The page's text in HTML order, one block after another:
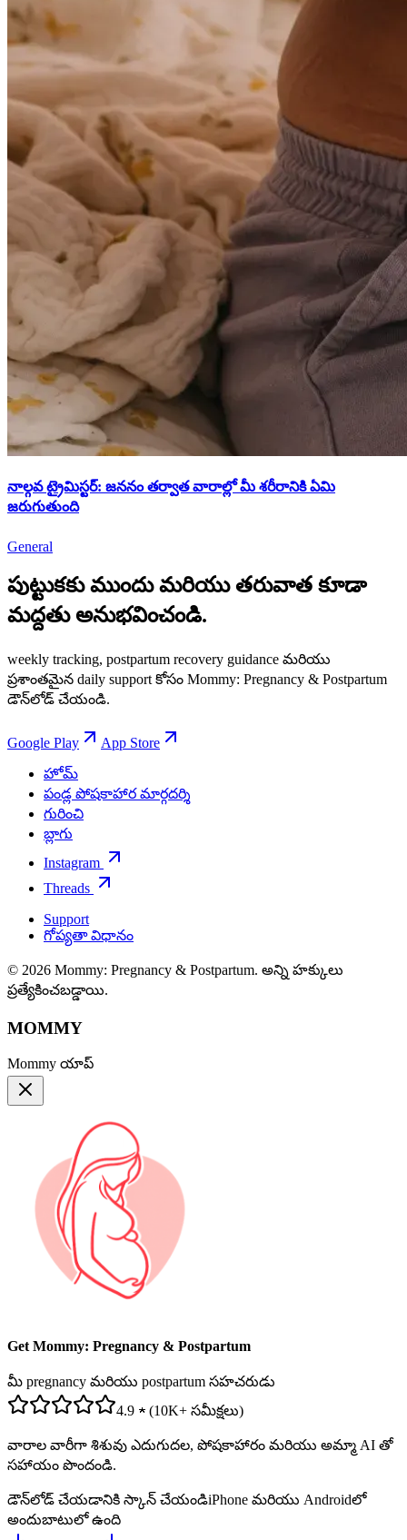
నాల్గవ ట్రైమిస్టర్: జననం తర్వాత వారాల్లో మీ శరీరానికి ఏమి
జరుగుతుంది
General
పుట్టుకకు ముందు మరియు తరువాత కూడా
మద్దతు అనుభవించండి.
weekly tracking, postpartum recovery guidance మరియు
ప్రశాంతమైన daily support కోసం Mommy: Pregnancy & Postpartum
డౌన్‌లోడ్ చేయండి.
Google Play
App Store
హోమ్
పండ్ల పోషకాహార మార్గదర్శి
గురించి
బ్లాగు
Instagram
Threads
Support
గోప్యతా విధానం
© 2026 Mommy: Pregnancy & Postpartum. అన్ని హక్కులు
ప్రత్యేకించబడ్డాయి.
MOMMY
Mommy యాప్
Get Mommy: Pregnancy & Postpartum
మీ pregnancy మరియు postpartum సహచరుడు
4.9 ★ (10K+ సమీక్షలు)
వారాల వారీగా శిశువు ఎదుగుదల, పోషకాహారం మరియు అమ్మా AI తో
సహాయం పొందండి.
డౌన్‌లోడ్ చేయడానికి స్కాన్ చేయండిiPhone మరియు Androidలో
అందుబాటులో ఉంది